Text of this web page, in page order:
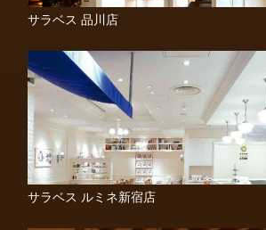
サラベス 品川店
サラベス ルミネ新宿店